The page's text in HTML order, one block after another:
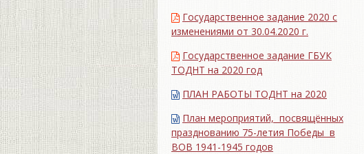
Государственное задание 2020 с
изменениями от 30.04.2020 г.
Государственное задание ГБУК
ТОДНТ на 2020 год
ПЛАН РАБОТЫ ТОДНТ на 2020
План мероприятий, посвящённых
празднованию 75-летия Победы в
ВОВ 1941-1945 годов